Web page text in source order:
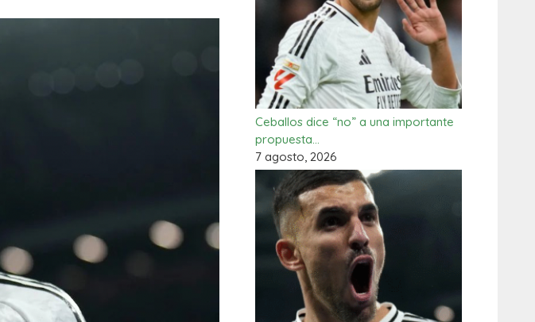
Ceballos dice “no” a una importante
propuesta…
7 agosto, 2026